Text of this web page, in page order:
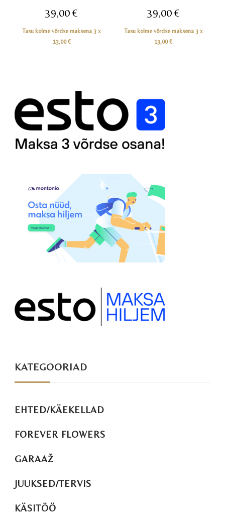
39,00€
Tasu kolme võrdse maksena 3 x
13,00€
39,00 €
Tasu kolme võrdse maksena 3 x
13,00€
KATEGOORIAD
EHTED/KÄEKELLAD
FOREVER FLOWERS
GARAAŽ
JUUKSED/TERVIS
KÄSITÖÖ